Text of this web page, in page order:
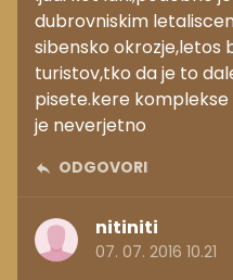
dubrovniskim
sibensko okrozje,letos
turistov,tko da je to
pisete.kere
je neverjetno
ODGOVORI
nitiniti
07. 07. 2016 10.21